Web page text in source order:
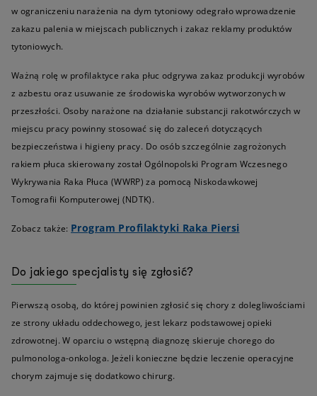
w ograniczeniu narażenia na dym tytoniowy odegrało wprowadzenie
zakazu palenia w miejscach publicznych i zakaz reklamy produktów
tytoniowych.
Ważną rolę w profilaktyce raka płuc odgrywa zakaz produkcji wyrobów
z azbestu oraz usuwanie ze środowiska wyrobów wytworzonych w
przeszłości. Osoby narażone na działanie substancji rakotwórczych w
miejscu pracy powinny stosować się do zaleceń dotyczących
bezpieczeństwa i higieny pracy. Do osób szczególnie zagrożonych
rakiem płuca skierowany został Ogólnopolski Program Wczesnego
Wykrywania Raka Płuca (WWRP) za pomocą Niskodawkowej
Tomografii Komputerowej (NDTK).
Zobacz także: Program Profilaktyki Raka Piersi
Do jakiego specjalisty się zgłosić?
Pierwszą osobą, do której powinien zgłosić się chory z dolegliwościami
ze strony układu oddechowego, jest lekarz podstawowej opieki
zdrowotnej. W oparciu o wstępną diagnozę skieruje chorego do
pulmonologa-onkologa. Jeżeli konieczne będzie leczenie operacyjne
chorym zajmuje się dodatkowo chirurg.